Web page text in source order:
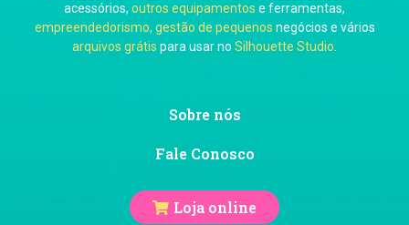
Ju Mirthes
acessórios, outros equipamentos e ferramentas,
empreendedorismo, gestão de pequenos negócios e vários
arquivos grátis para usar no Silhouette Studio
Sobre nós
Fale Conosco
Loja online